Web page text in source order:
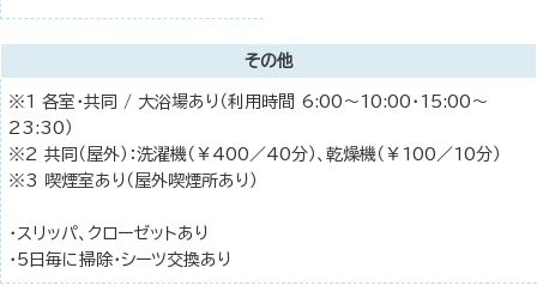
その他
※1 各室・共同 / 大浴場あり（利用時間 6:00～10:00・15:00～
23:30）
※2 共同（屋外）：洗濯機（￥400／40分）、乾燥機（￥100／10分）
※3 喫煙室あり（屋外喫煙所あり）
・スリッパ、クローゼットあり
・5日毎に掃除・シーツ交換あり